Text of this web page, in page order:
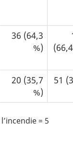
36 (64,3
%)
20 (35,7
%)
51
= 5